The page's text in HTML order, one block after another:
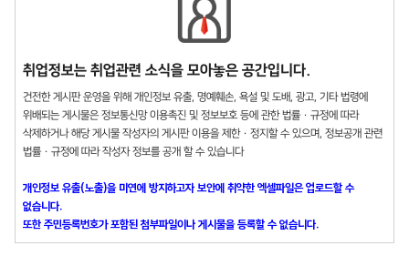
취업정보는 취업관련 소식을 모아놓은 공간입니다.
건전한 게시판 운영을 위해 개인정보 유출, 명예훼손, 욕설 및 도배, 광고, 기타 법령에
위배되는 게시물은 정보통신망 이용촉진 및 정보보호 등에 관한 법률 · 규정에 따라
삭제하거나 해당 게시물 작성자의 게시판 이용을 제한 · 정지할 수 있으며, 정보공개 관련
법률 · 규정에 따라 작성자 정보를 공개 할 수 있습니다
개인정보 유출(노출)을 미연에 방지하고자 보안에 취약한 엑셀파일은 업로드할 수
없습니다.
또한 주민등록번호가 포함된 첨부파일이나 게시물을 등록할 수 없습니다.